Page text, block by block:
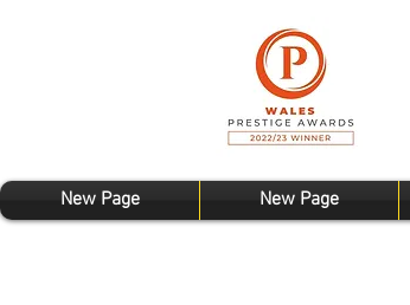
New Page New Page